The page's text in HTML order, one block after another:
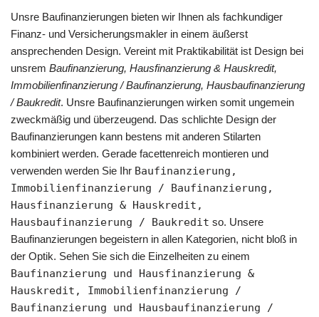
Unsre Baufinanzierungen bieten wir Ihnen als fachkundiger
Finanz- und Versicherungsmakler in einem äußerst
ansprechenden Design. Vereint mit Praktikabilität ist Design bei
unsrem Baufinanzierung, Hausfinanzierung & Hauskredit,
Immobilienfinanzierung / Baufinanzierung, Hausbaufinanzierung
/ Baukredit. Unsre Baufinanzierungen wirken somit ungemein
zweckmäßig und überzeugend. Das schlichte Design der
Baufinanzierungen kann bestens mit anderen Stilarten
kombiniert werden. Gerade facettenreich montieren und
verwenden werden Sie Ihr Baufinanzierung,
Immobilienfinanzierung / Baufinanzierung,
Hausfinanzierung & Hauskredit,
Hausbaufinanzierung / Baukredit so. Unsere
Baufinanzierungen begeistern in allen Kategorien, nicht bloß in
der Optik. Sehen Sie sich die Einzelheiten zu einem
Baufinanzierung und Hausfinanzierung &
Hauskredit, Immobilienfinanzierung /
Baufinanzierung und Hausbaufinanzierung /